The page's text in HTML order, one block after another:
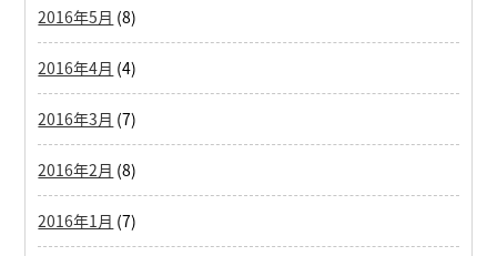
2016年5月 (8)
2016年4月 (4)
2016年3月 (7)
2016年2月 (8)
2016年1月 (7)